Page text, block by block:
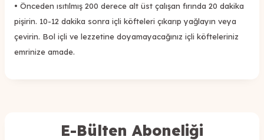
• Önceden ısıtılmış 200 derece alt üst çalışan fırında 20 dakika
pişirin. 10-12 dakika sonra içli köfteleri çıkarıp yağlayın veya
çevirin. Bol içli ve lezzetine doyamayacağınız içli köfteleriniz
emrinize amade.
E-Bülten Aboneliği